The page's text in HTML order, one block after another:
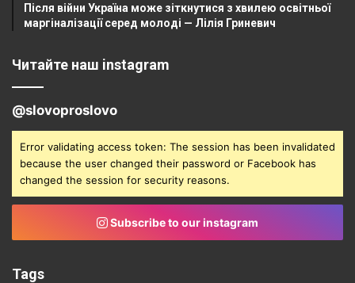
Після війни Україна може зіткнутися з хвилею освітньої
маргіналізації серед молоді — Лілія Гриневич
Читайте наш instagram
@slovoproslovo
Error validating access token: The session has been invalidated
because the user changed their password or Facebook has
changed the session for security reasons.
Subscribe to our instagram
Tags